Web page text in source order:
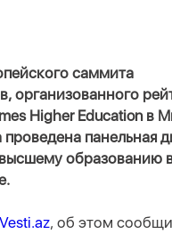
саммита
организованного
Higher Education в
проведена панельная
образованию
Vesti.az, об этом